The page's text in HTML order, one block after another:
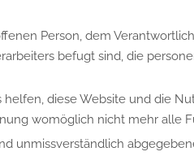
Person, dem
befugt sind, die
unmissverständlich
diese Website und die
womöglich nicht mehr alle